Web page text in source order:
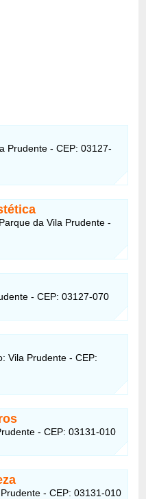
Prudente - CEP: 03127-
da Vila Prudente -
- CEP: 03127-070
Vila Prudente - CEP:
- CEP: 03131-010
- CEP: 03131-010